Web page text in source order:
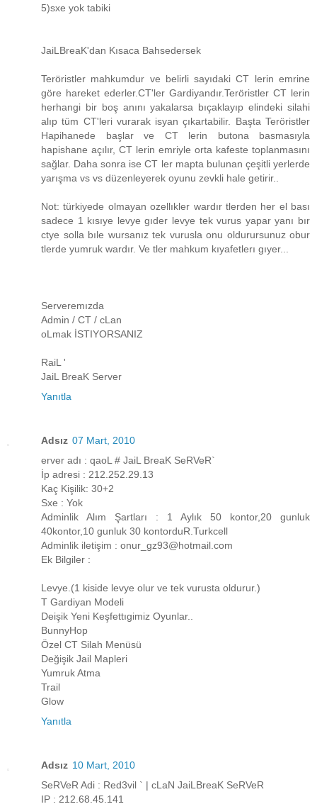
5)sxe yok tabiki
JaiLBreaK'dan Kısaca Bahsedersek
Teröristler mahkumdur ve belirli sayıdaki CT lerin emrine
göre hareket ederler.CT'ler Gardiyandır.Teröristler CT lerin
herhangi bir boş anını yakalarsa bıçaklayıp elindeki silahi
alıp tüm CT'leri vurarak isyan çıkartabilir. Başta Teröristler
Hapihanede başlar ve CT lerin butona basmasıyla
hapishane açılır, CT lerin emriyle orta kafeste toplanmasını
sağlar. Daha sonra ise CT ler mapta bulunan çeşitli yerlerde
yarışma vs vs düzenleyerek oyunu zevkli hale getirir..
Not: türkiyede olmayan ozellıkler wardır tlerden her el bası
sadece 1 kısıye levye gıder levye tek vurus yapar yanı bır
ctye solla bıle wursanız tek vurusla onu oldurursunuz obur
tlerde yumruk wardır. Ve tler mahkum kıyafetlerı gıyer...
Serveremızda
Admin / CT / cLan
oLmak İSTIYORSANIZ
RaiL '
JaiL BreaK Server
Yanıtla
Adsız 07 Mart, 2010
erver adı : qaoL # JaiL BreaK SeRVeR`
İp adresi : 212.252.29.13
Kaç Kişilik: 30+2
Sxe : Yok
Adminlik Alım Şartları : 1 Aylık 50 kontor,20 gunluk
40kontor,10 gunluk 30 kontorduR.Turkcell
Adminlik iletişim : onur_gz93@hotmail.com
Ek Bilgiler :
Levye.(1 kiside levye olur ve tek vurusta oldurur.)
T Gardiyan Modeli
Deişik Yeni Keşfettıgimiz Oyunlar..
BunnyHop
Özel CT Silah Menüsü
Değişik Jail Mapleri
Yumruk Atma
Trail
Glow
Yanıtla
Adsız 10 Mart, 2010
SeRVeR Adi : Red3vil ` | cLaN JaiLBreaK SeRVeR
IP : 212.68.45.141